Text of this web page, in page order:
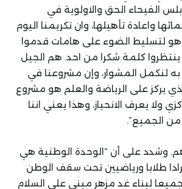
الفيحاء الحق والاولوية في
واعادة تأهيلها، وان تكريمنا اليوم
هو لتسليط الضوء على هامات قدموا
كلمة شكرا من احد. هم الجيل
به لنكمل المشوار، وإن مشروعنا في
يركز على الرياضة والعلم هو مشروع
ولا يعرف الانحياز، وهذا يعني اننا
الجميع”.
وشدد على أن “الوحدة الوطنية هي
طلابا ورياضيين تحت سقف الوطن
جميعا لبناء غد مزهر مبني على السلام